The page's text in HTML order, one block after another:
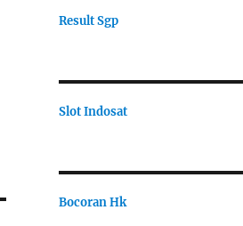
Result Sgp
Slot Indosat
Bocoran Hk